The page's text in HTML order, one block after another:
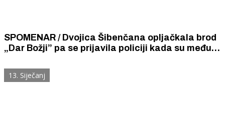
SPOMENAR / Dvojica Šibenčana opljačkala brod
„Dar Božji” pa se prijavila policiji kada su među
kokaina.
13. Siječanj